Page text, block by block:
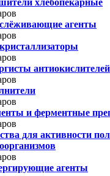
хлебопекарные
агенты
антиокислителей
и ферментные
для активности
агенты